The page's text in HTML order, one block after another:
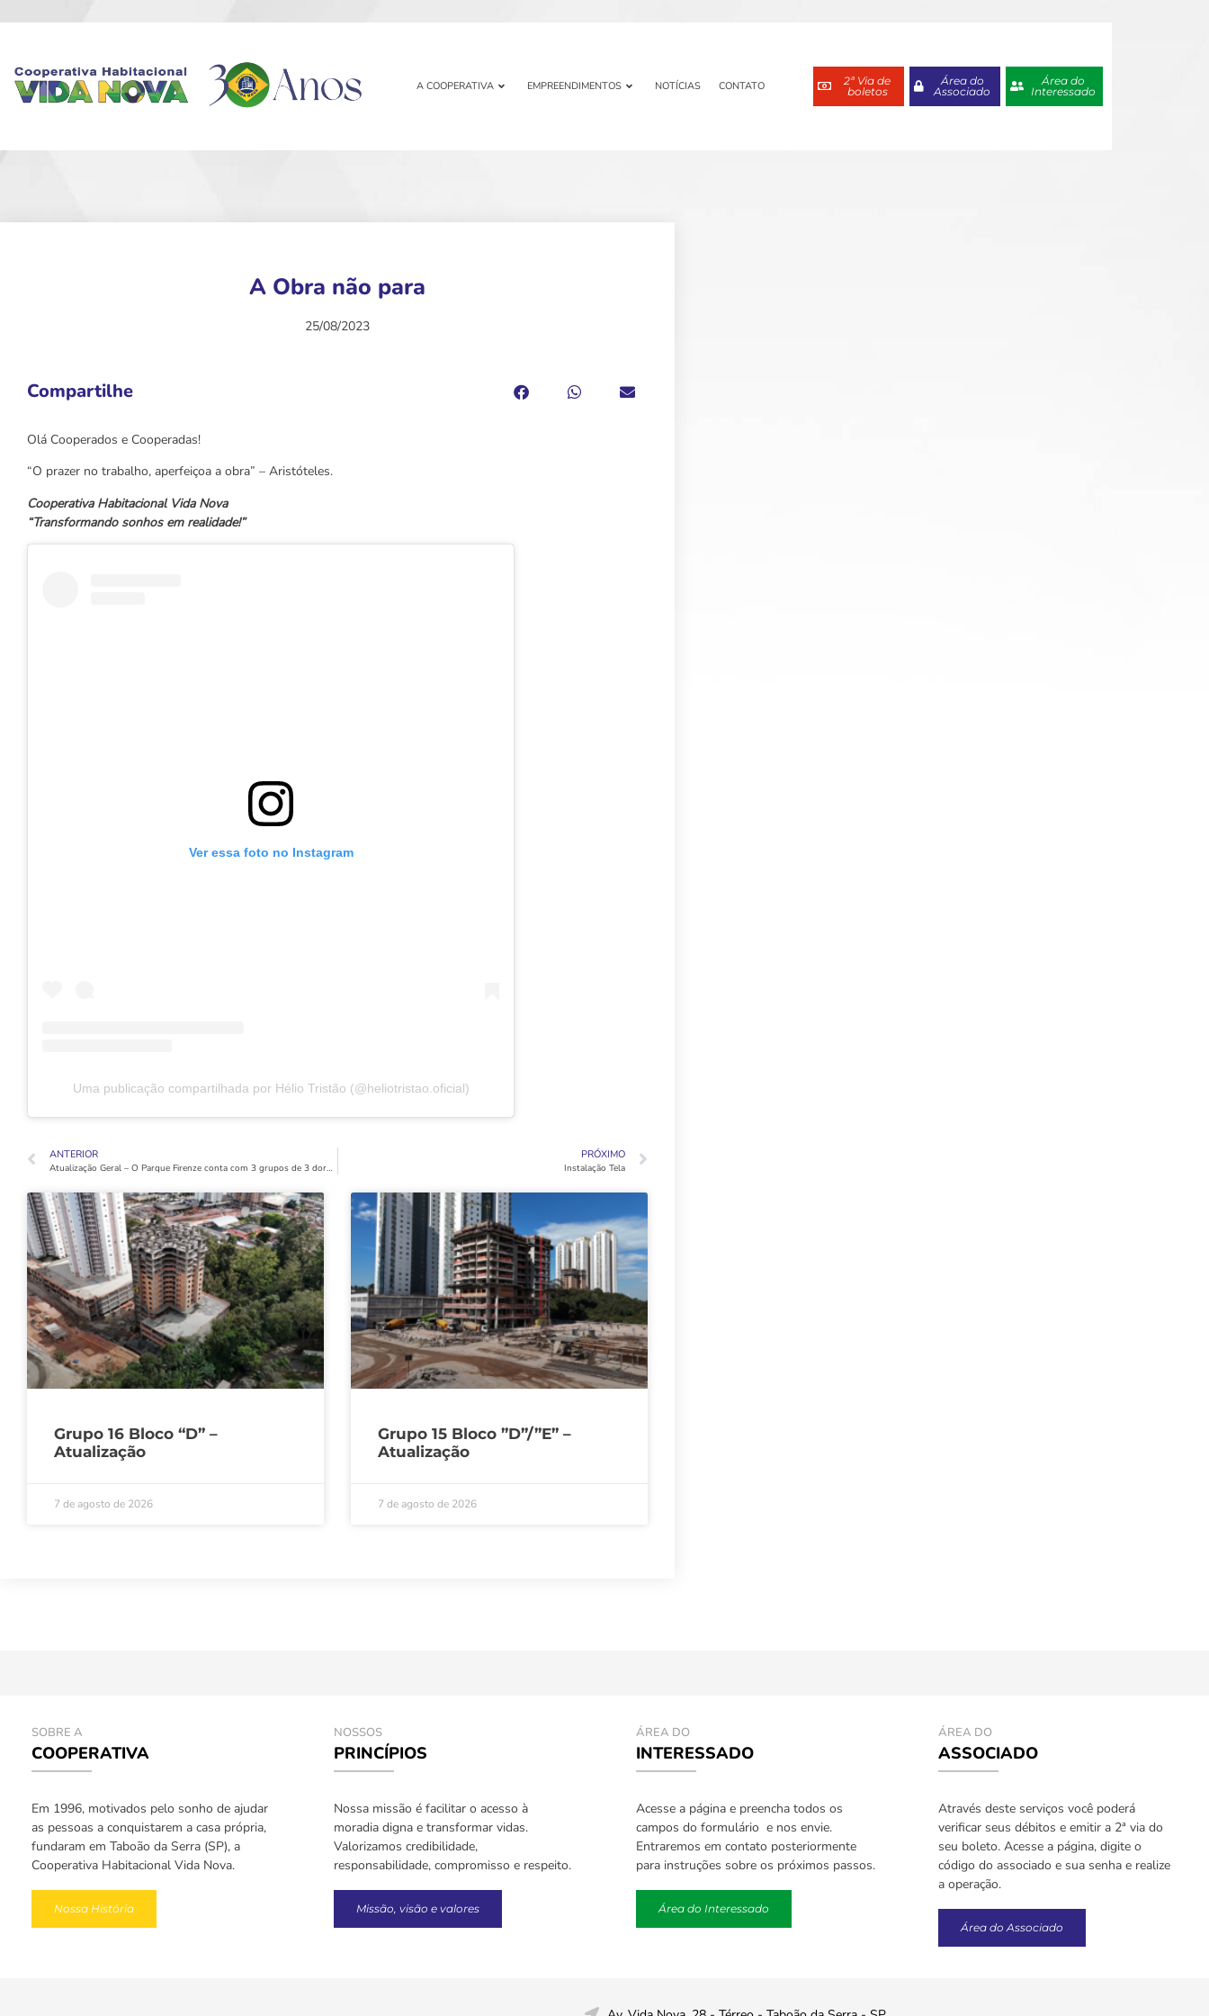
A COOPERATIVA EMPREENDIMENTOS NOTÍCIAS CONTATO
2ª Via de
boletos
Área do
Associado
Área do
Interessado
A Obra não para
25/08/2023
Compartilhe
Olá Cooperados e Cooperadas!
“O prazer no trabalho, aperfeiçoa a obra” – Aristóteles.
Cooperativa Habitacional Vida Nova
“Transformando sonhos em realidade!”
Ver essa foto no Instagram
Uma publicação compartilhada por Hélio Tristão (@heliotristao.oficial)
ANTERIOR
Atualização Geral – O Parque Firenze conta com 3 grupos de 3 dormitórios, qual você faz parte?
PRÓXIMO
Instalação Tela
Grupo 16 Bloco “D” –
Atualização
7 de agosto de 2026
Grupo 15 Bloco ”D”/”E” –
Atualização
7 de agosto de 2026
SOBRE A
COOPERATIVA
Em 1996, motivados pelo sonho de ajudar
as pessoas a conquistarem a casa própria,
fundaram em Taboão da Serra (SP), a
Cooperativa Habitacional Vida Nova.
Nossa História
NOSSOS
PRINCÍPIOS
Nossa missão é facilitar o acesso à
moradia digna e transformar vidas.
Valorizamos credibilidade,
responsabilidade, compromisso e respeito.
Missão, visão e valores
ÁREA DO
INTERESSADO
Acesse a página e preencha todos os
campos do formulário e nos envie.
Entraremos em contato posteriormente
para instruções sobre os próximos passos.
Área do Interessado
ÁREA DO
ASSOCIADO
Através deste serviços você poderá
verificar seus débitos e emitir a 2ª via do
seu boleto. Acesse a página, digite o
código do associado e sua senha e realize
a operação.
Área do Associado